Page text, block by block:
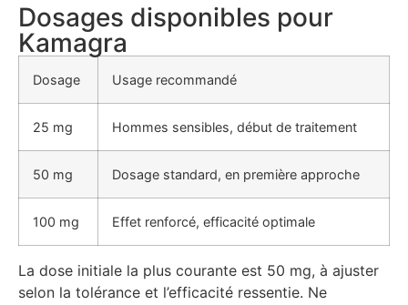
Dosages disponibles pour
Kamagra
Dosage Usage recommandé
25 mg Hommes sensibles, début de traitement
50 mg Dosage standard, en première approche
100 mg Effet renforcé, efficacité optimale
La dose initiale la plus courante est 50 mg, à ajuster
selon la tolérance et l’efficacité ressentie. Ne